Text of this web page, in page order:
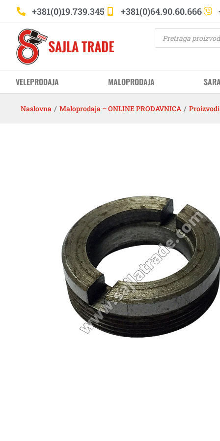
+381(0)19.739.345 +381(0)64.90.60.666
VELEPRODAJA MALOPRODAJA
Naslovna / Maloprodaja – ONLINE PRODAVNICA / Proizvodi